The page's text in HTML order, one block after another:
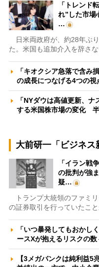
「トレンド
れ”した市場
…
日米両政府が、約28年ぶ
た。米国も追加介入を辞さ
「キオクシア急落で含み
の成長につなげる4つの
「NYダウは高値更新、
する米国株市場の変化
大前研一「ビジネ
「イラン戦
の批判が強
疑…
トランプ大統領のファミ
の証券取引を行っていたこ
「いつ暴発してもおかし
ースXが抱えるリスクの
【3メガバンクは純利益5